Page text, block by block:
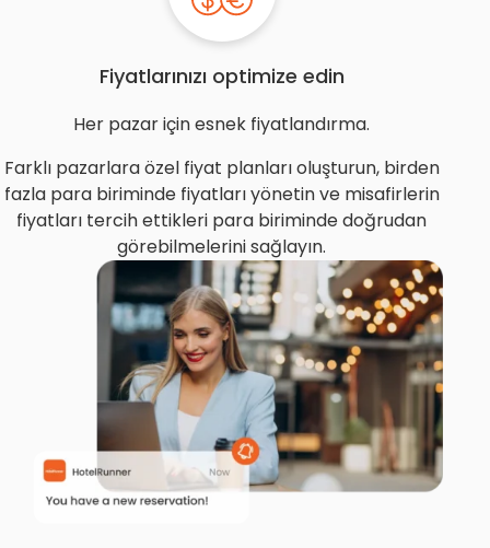
Fiyatlarınızı optimize edin
Her pazar için esnek fiyatlandırma.
Farklı pazarlara özel fiyat planları oluşturun, birden
fazla para biriminde fiyatları yönetin ve misafirlerin
fiyatları tercih ettikleri para biriminde doğrudan
görebilmelerini sağlayın.